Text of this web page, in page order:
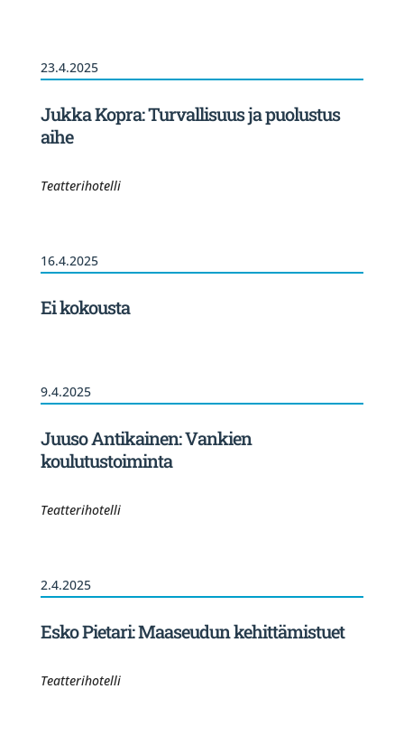
23.4.2025
Jukka Kopra: Turvallisuus ja puolustus
aihe
Teatterihotelli
16.4.2025
Ei kokousta
9.4.2025
Juuso Antikainen: Vankien
koulutustoiminta
Teatterihotelli
2.4.2025
Esko Pietari: Maaseudun kehittämistuet
Teatterihotelli